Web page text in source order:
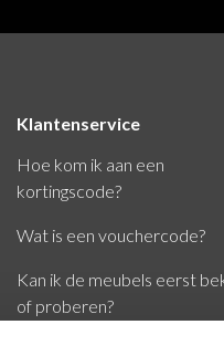
Klantenservice
Hoe kom ik aan een
kortingscode?
Wat is een vouchercode?
Kan ik de meubels eerst
of proberen?